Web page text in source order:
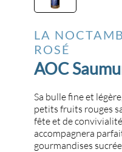
LA
ROSÉ
AOC
Sa bulle fine et
petits fruits rouges
fête et de
accompagnera
gourmandises